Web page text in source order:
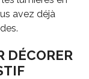
avez déjà
DÉCORER